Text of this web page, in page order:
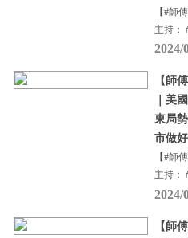
【#師
主持：
2024/
【師
｜美
東局
市做
【#師
主持：
2024/
【師